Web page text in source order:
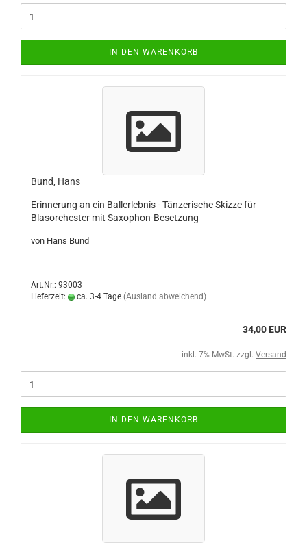
IN DEN WARENKORB
Bund, Hans
Erinnerung an ein Ballerlebnis - Tänzerische Skizze für
Blasorchester mit Saxophon-Besetzung
von Hans Bund
Art.Nr.: 93003
Lieferzeit:
ca. 3-4 Tage (Ausland abweichend)
34,00 EUR
inkl. 7% MwSt. zzgl. Versand
IN DEN WARENKORB